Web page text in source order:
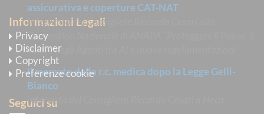
assicurativa e coperture CAT-NAT
Intervento del Consigliere Riccardo Cesari alla
Convention Nazionale di ANAPA "Proteggere il Paese: il
valore degli Agenti tra AI e nuove regolamentazioni"
Il mercato della r.c. medica dopo la Legge Gelli-
Bianco
Intervista del Consigliere Riccardo Cesari a Heca
Informazioni Legali
Privacy
Disclaimer
Copyright
Preferenze cookie
Seguici su